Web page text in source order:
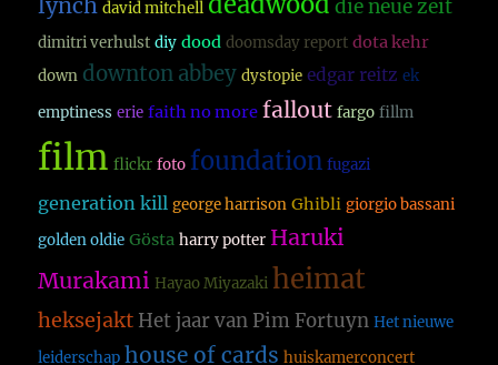
lynch david mitchell die neue zeit
dimitri verhulst diy dood doomsday report dota kehr
down downton abbey dystopie edgar reitz ek
emptiness erie faith no more fallout fargo fillm
film flickr foto foundation fugazi
generation kill george harrison Ghibli giorgio bassani
golden oldie Gösta harry potter Haruki
Murakami Hayao Miyazaki heimat
heksejakt Het jaar van Pim Fortuyn Het nieuwe
leiderschap house of cards huiskamerconcert